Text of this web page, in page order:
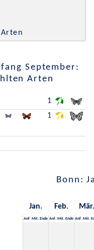
September:
Arten
1
1
Bonn:
Jan. Feb. Mär.
Anf. Mit. Ende Anf. Mit. Ende Anf. Mit.